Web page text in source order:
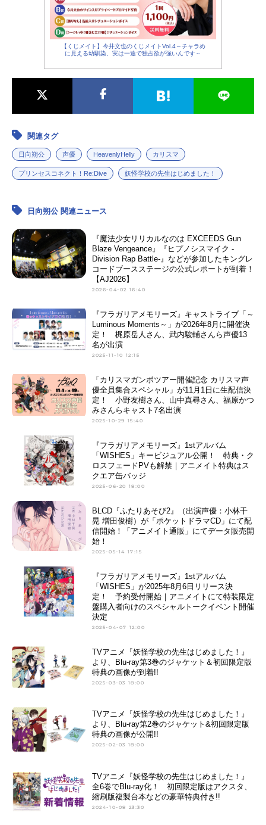
【くじメイト】今井文也のくじメイトVol.4～チャラめ
に見える幼馴染、実は一途で独占欲が強いんです～
関連タグ
日向朔公 声優 HeavenlyHelly カリスマ
プリンセスコネクト！Re:Dive 妖怪学校の先生はじめました！
日向朔公 関連ニュース
『魔法少女リリカルなのは EXCEEDS Gun
Blaze Vengeance』『ヒプノシスマイク -
Division Rap Battle-』などが参加したキングレ
コードブースステージの公式レポートが到着！
【AJ2026】
2026-04-02 16:40
『フラガリアメモリーズ』キャストライブ「～
Luminous Moments～」が2026年8月に開催決
定！ 梶原岳人さん、武内駿輔さんら声優13
名が出演
2025-11-10 12:15
「カリスマガンボツアー開催記念 カリスマ声
優全員集合スペシャル」が11月1日に生配信決
定！ 小野友樹さん、山中真尋さん、福原かつ
みさんらキャスト7名出演
2025-10-29 15:40
『フラガリアメモリーズ』1stアルバム
「WISHES」キービジュアル公開！ 特典・ク
ロスフェードPVも解禁｜アニメイト特典はス
クエア缶バッジ
2025-06-20 18:00
BLCD『ふたりあそび2』（出演声優：小林千
晃 増田俊樹）が「ポケットドラマCD」にて配
信開始！「アニメイト通販」にてデータ販売開
始！
2025-05-14 17:15
『フラガリアメモリーズ』1stアルバム
「WISHES」が2025年8月6日リリース決
定！ 予約受付開始｜アニメイトにて特装限定
盤購入者向けのスペシャルトークイベント開催
決定
2025-04-07 12:00
TVアニメ『妖怪学校の先生はじめました！』
より、Blu-ray第3巻のジャケット＆初回限定版
特典の画像が到着!!
2025-03-03 18:00
TVアニメ『妖怪学校の先生はじめました！』
より、Blu-ray第2巻のジャケット&初回限定版
特典の画像が公開!!
2025-02-03 18:00
TVアニメ『妖怪学校の先生はじめました！』
全6巻でBlu-ray化！ 初回限定版はアクスタ、
縮刷版複製台本などの豪華特典付き!!
2024-10-08 23:30